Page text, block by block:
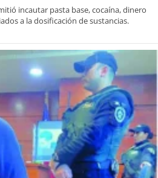
incautar pasta base, cocaína, dinero
a la dosificación de sustancias.